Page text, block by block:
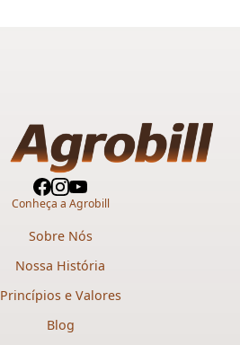
Conheça a Agrobill
Sobre Nós
Nossa História
Princípios e Valores
Blog